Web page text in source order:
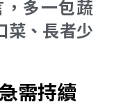
多一包蔬
菜、長者少
需持續